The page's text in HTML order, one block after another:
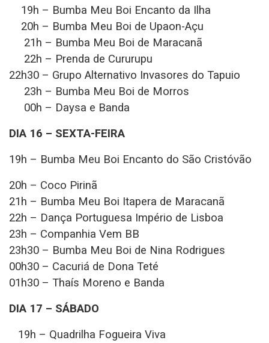
19h – Bumba Meu Boi Encanto da Ilha
20h – Bumba Meu Boi de Upaon-Açu
21h – Bumba Meu Boi de Maracanã
22h – Prenda de Cururupu
22h30 – Grupo Alternativo Invasores do Tapuio
23h – Bumba Meu Boi de Morros
00h – Daysa e Banda
DIA 16 – SEXTA-FEIRA
19h – Bumba Meu Boi Encanto do São Cristóvão
20h – Coco Pirinã
21h – Bumba Meu Boi Itapera de Maracanã
22h – Dança Portuguesa Império de Lisboa
23h – Companhia Vem BB
23h30 – Bumba Meu Boi de Nina Rodrigues
00h30 – Cacuriá de Dona Teté
01h30 – Thaís Moreno e Banda
DIA 17 – SÁBADO
19h – Quadrilha Fogueira Viva